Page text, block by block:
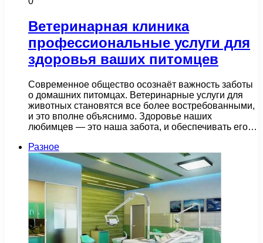
Ветеринарная клиника
профессиональные услуги для
здоровья ваших питомцев
Современное общество осознаёт важность заботы
о домашних питомцах. Ветеринарные услуги для
животных становятся все более востребованными,
и это вполне объяснимо. Здоровье наших
любимцев — это наша забота, и обеспечивать его…
Разное